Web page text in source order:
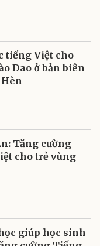
tiếng Việt cho
Dao ở bản biên
Tăng cường
cho trẻ vùng
giúp học sinh